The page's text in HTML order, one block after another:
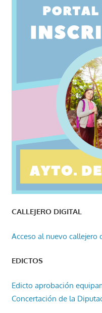
CALLEJERO DIGITAL
Acceso al nuevo callejero
EDICTOS
Edicto aprobación
Concertación de la